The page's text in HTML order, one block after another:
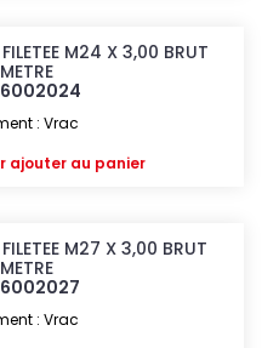
M24 X 3,00 BRUT
6002024
: Vrac
ajouter au panier
M27 X 3,00 BRUT
6002027
: Vrac